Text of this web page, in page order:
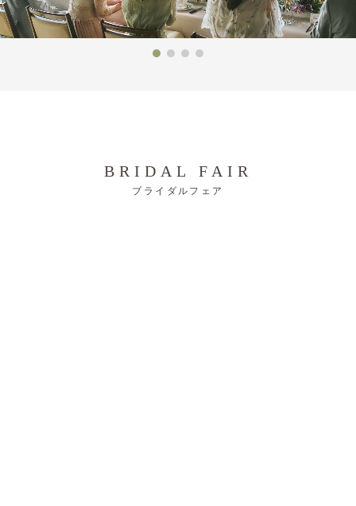
BRIDAL FAIR
ブライダルフェア